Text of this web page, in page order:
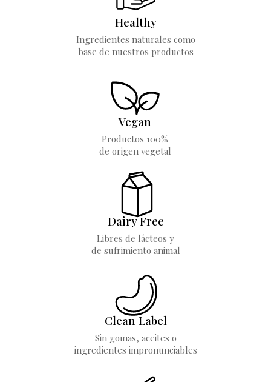
Healthy
Ingredientes naturales como
base de nuestros productos
Vegan
Productos 100%
de origen vegetal
Dairy Free
Libres de lácteos y
de sufrimiento animal
Clean Label
Sin gomas, aceites o
ingredientes impronunciables